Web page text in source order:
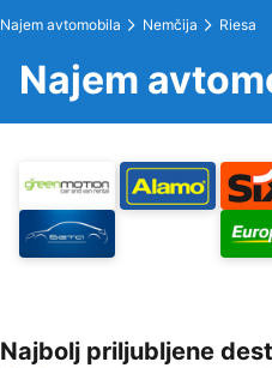
Najem avtomobila Nemčija Riesa
Najem
Najbolj priljubljene